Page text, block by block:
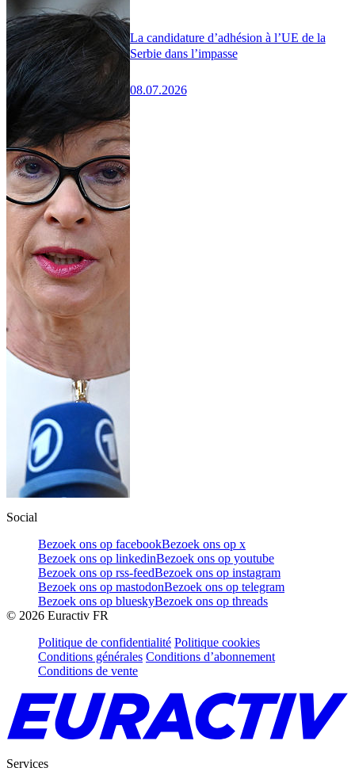
La candidature d’adhésion à l’UE de la
Serbie dans l’impasse
08.07.2026
Social
Bezoek ons op facebookBezoek ons op x
Bezoek ons op linkedinBezoek ons op youtube
Bezoek ons op rss-feedBezoek ons op instagram
Bezoek ons op mastodonBezoek ons op telegram
Bezoek ons op blueskyBezoek ons op threads
© 2026 Euractiv FR
Politique de confidentialité Politique cookies
Conditions générales Conditions d’abonnement
Conditions de vente
Services